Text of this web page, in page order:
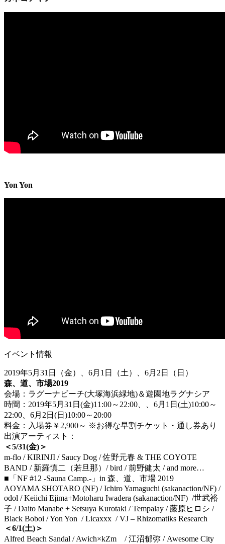
Yon Yon
イベント情報
2019年5月 31 日（金）、 6月 1 日（土）、 6月 2 日（日）
森、道、市場2019
会場：ラグーナビーチ(大塚海浜緑地)＆遊園地ラグナシア
時間： 2019年5月 31 日 (金)11:00～ 22:00 6月 1 日 (土)10:00～
22:00
6月 2 日 (日 )10:00～ 20:00
料金：入場券￥ 2,900～ ※お得な早割チケット・通し券あり
出演アーティスト：
＜5/31(金)＞
m-flo / KIRINJI / Saucy Dog / 佐野元春 & THE COYOTE
BAND / 新羅慎二（若旦那）/ bird / 前野健太 / and more…
■「NF #12 -Sauna Camp.-」in 森、道、市場 2019
AOYAMA SHOTARO (NF) / Ichiro Yamaguchi (sakanaction/NF) /
odol / Keiichi Ejima+Motoharu Iwadera (sakanaction/NF) /世武裕
子 / Daito Manabe + Setsuya Kurotaki / Tempalay / 藤原ヒロシ /
Black Boboi / Yon Yon / Licaxxx / VJ – Rhizomatiks Research
＜6/1(土)＞
Alfred Beach Sandal / Awich×kZm / 江沼郁弥 / Awesome City